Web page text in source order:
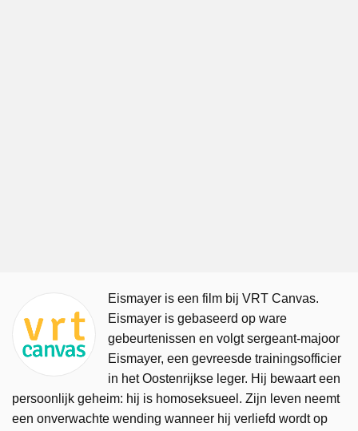
Eismayer is een film bij VRT Canvas.
Eismayer is gebaseerd op ware
gebeurtenissen en volgt sergeant-majoor
Eismayer, een gevreesde trainingsofficier
in het Oostenrijkse leger. Hij bewaart een
persoonlijk geheim: hij is homoseksueel. Zijn leven neemt
een onverwachte wending wanneer hij verliefd wordt op